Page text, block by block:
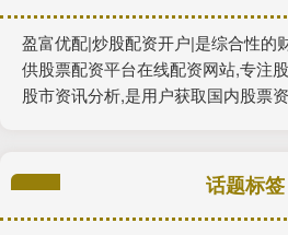
盈富优配|炒股配资开户|是综合性的
供股票配资平台在线配资网站,专注
股市资讯分析,是用户获取国内股票
话题标签